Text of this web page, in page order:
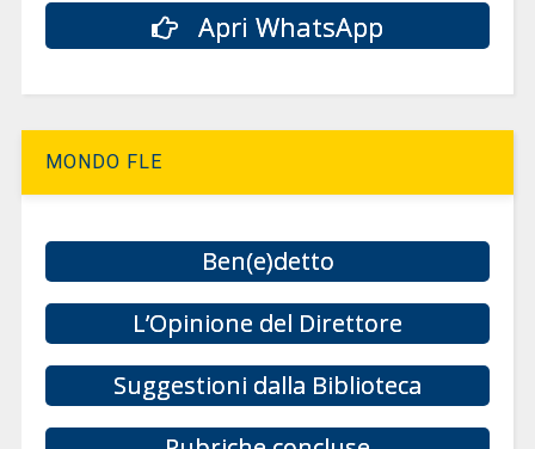
Apri WhatsApp
MONDO FLE
Ben(e)detto
L’Opinione del Direttore
Suggestioni dalla Biblioteca